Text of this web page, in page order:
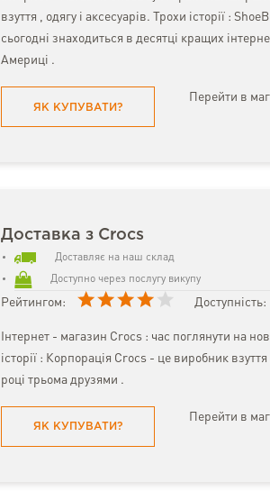
взуття , одягу і аксесуарів. Трохи історії :
сьогодні знаходиться в десятці кращих
Америці .
ЯК КУПУВАТИ?
Перейти в
Доставка з Crocs
Доставляє на наш склад
Доступно через послугу викупу
Рейтингом: Доступність:
Інтернет - магазин Crocs : час поглянути на
історії : Корпорація Crocs - це виробник
році трьома друзями .
ЯК КУПУВАТИ?
Перейти в